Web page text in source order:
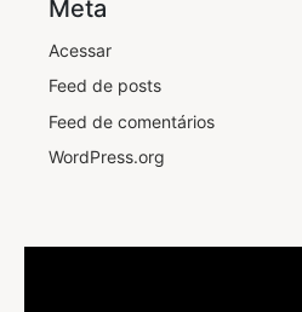
Meta
Acessar
Feed de posts
Feed de comentários
WordPress.org